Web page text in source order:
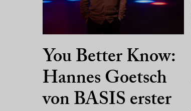
You Better Know:
Hannes Goetsch
von BASIS erster